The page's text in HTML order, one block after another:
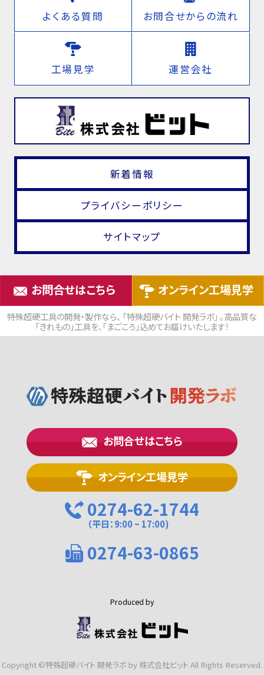
よくある質問 お問合せからの流れ
工場見学 運営会社
新着情報
プライバシーポリシー
サイトマップ
お問合せはこちら オンライン工場見学
特殊超硬工具の開発・製作なら、 「特殊超硬バイト 開発ラボ」 。高品質な
「きれもの」工具を、「まごころ」込めてお届けいたします！
お問合せはこちら
オンライン工場見学
0274-62-1744
（平日：9:00 ~ 17:00)
0274-63-0865
Produced by
Copyright ©特殊超硬バイト 開発ラボ by 株式会社ビット All Rights Reserved.